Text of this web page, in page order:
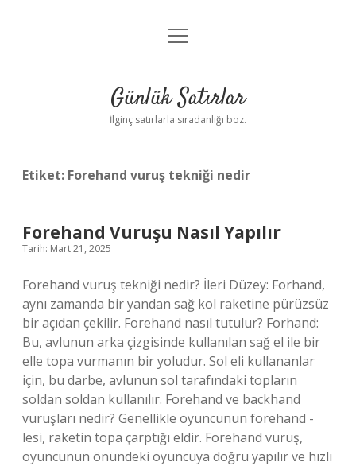
Anasayfa
Yasal Uyarı
menüyü
Günlük Satırlar
İlginç satırlarla sıradanlığı boz.
Etiket: Forehand vuruş tekniği nedir
Forehand Vuruşu Nasıl Yapılır
Tarih: Mart 21, 2025
Forehand vuruş tekniği nedir? İleri Düzey: Forhand,
aynı zamanda bir yandan sağ kol raketine pürüzsüz
bir açıdan çekilir. Forehand nasıl tutulur? Forhand:
Bu, avlunun arka çizgisinde kullanılan sağ el ile bir
elle topa vurmanın bir yoludur. Sol eli kullananlar
için, bu darbe, avlunun sol tarafındaki topların
soldan soldan kullanılır. Forehand ve backhand
vuruşları nedir? Genellikle oyuncunun forehand -
lesi, raketin topa çarptığı eldir. Forehand vuruş,
oyuncunun önündeki oyuncuya doğru yapılır ve hızlı